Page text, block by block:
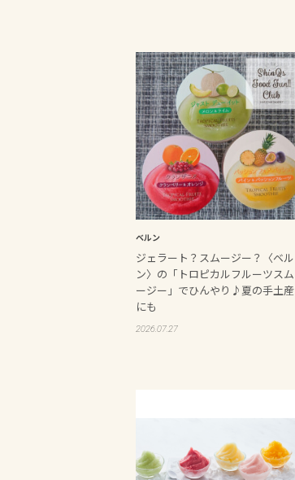
ベルン
ジェラート？スムージー？〈ベル
ン〉の「トロピカルフルーツスム
ージー」でひんやり♪夏の手土産
にも
2026.07.27